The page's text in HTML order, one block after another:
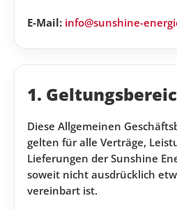
E-Mail: info@sunshine-
1.
Diese Allgemeinen
gelten für alle Verträge,
Lieferungen der Sunshine
soweit nicht ausdrücklich
vereinbart ist.